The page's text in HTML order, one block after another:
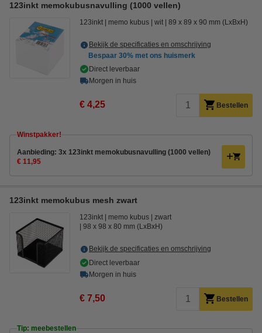
123inkt memokubusnavulling (1000 vellen)
123inkt memo kubus wit 89 x 89 x 90 mm (LxBxH)
Bekijk de specificaties en omschrijving
Bespaar 30% met ons huismerk
Direct leverbaar
Morgen in huis
€ 4,25 Bestellen
Winstpakker!
Aanbieding: 3x 123inkt memokubusnavulling (1000 vellen)
€ 11,95
123inkt memokubus mesh zwart
123inkt memo kubus
zwart
98 x 98 x 80 mm (LxBxH)
Bekijk de specificaties en omschrijving
Direct leverbaar
Morgen in huis
€ 7,50 Bestellen
Tip: meebestellen